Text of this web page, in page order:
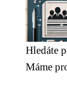
Hledáte
Máme